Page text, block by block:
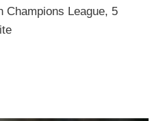
Champions League, 5